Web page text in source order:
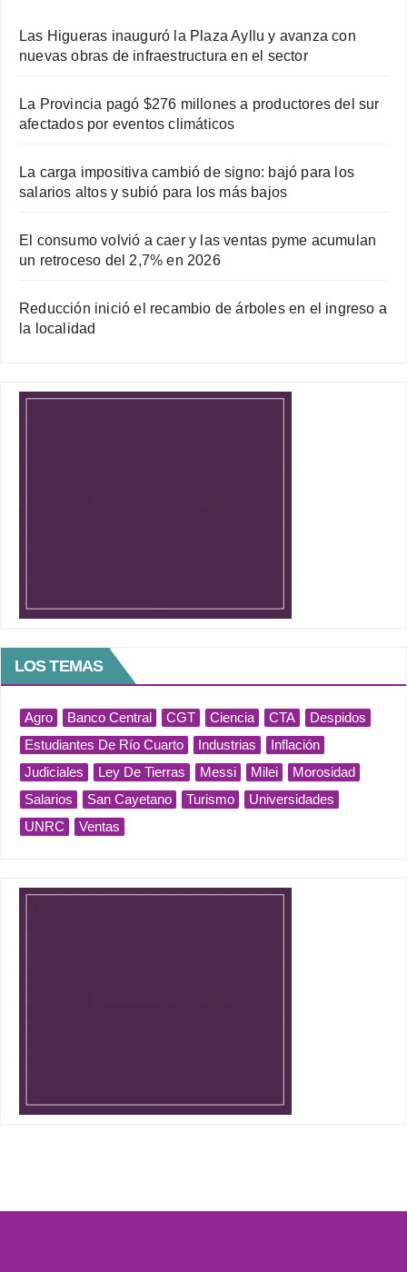
Las Higueras inauguró la Plaza Ayllu y avanza con
nuevas obras de infraestructura en el sector
La Provincia pagó $276 millones a productores del sur
afectados por eventos climáticos
La carga impositiva cambió de signo: bajó para los
salarios altos y subió para los más bajos
El consumo volvió a caer y las ventas pyme acumulan
un retroceso del 2,7% en 2026
Reducción inició el recambio de árboles en el ingreso a
la localidad
LOS TEMAS
Agro Banco Central CGT Ciencia CTA
Despidos
Estudiantes De Río Cuarto
Industrias
Inflación
Judiciales
Ley De Tierras Messi Milei
Morosidad
Salarios
San Cayetano Turismo
Universidades
UNRC
Ventas